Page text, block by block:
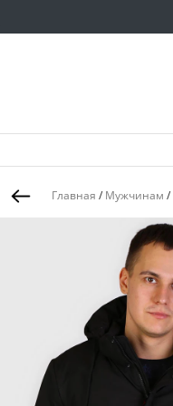
Главная / Мужчинам /